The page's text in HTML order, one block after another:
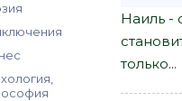
Наиль -
только...